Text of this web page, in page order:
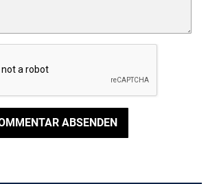
ABSENDEN